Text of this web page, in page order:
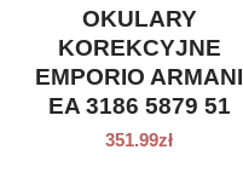
OKULARY
KOREKCYJNE
EMPORIO ARMANI
EA 3186 5879 51
ROZMIAR S
351.99zł